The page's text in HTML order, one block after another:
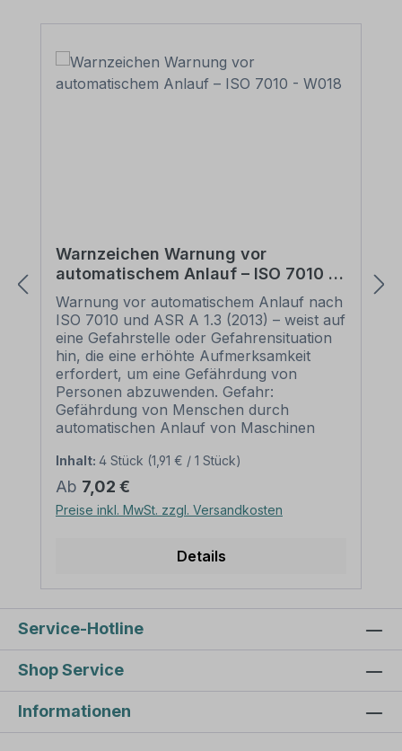
Warnzeichen Warnung vor
automatischem Anlauf – ISO 7010 -
W018
Warnung vor automatischem Anlauf nach
ISO 7010 und ASR A 1.3 (2013) – weist auf
eine Gefahrstelle oder Gefahrensituation
hin, die eine erhöhte Aufmerksamkeit
erfordert, um eine Gefährdung von
Personen abzuwenden. Gefahr:
Gefährdung von Menschen durch
automatischen Anlauf von Maschinen
Schreddermaschinen. Merkmale
des Warnzeichens Warnung vor
automatischem Anlauf – ISO 7010 - W018:
Ausführung: Grundfarbe gelb, Rand und
und ASR A 1.3 (2013) Material:
3 mm Aluminium 2 mm
Abmessungen: (nicht in allen Materialien
verfügbar) 100 mm Seitenlänge –
Seitenlänge – Erkennungsweite bis 6 m
300 mm Seitenlänge –
Erkennungsweite bis 9 m 400 mm
Seitenlänge – Erkennungsweite bis 12 m
500 mm – Erkennungsweite bis 15 m
Inhalt: 4 Stück (1,91 € / 1 Stück)
Regulärer Preis:
Ab 7,02 €
Preise inkl. MwSt. zzgl. Versandkosten
Details
Service-Hotline
Shop Service
Informationen